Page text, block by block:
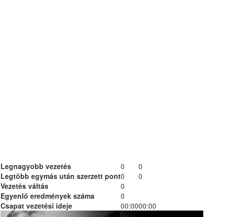
Legnagyobb vezetés 0
0
Legtöbb egymás után szerzett pont0
0
Vezetés váltás
0
Egyenlő eredmények száma
0
Csapat vezetési ideje
00:0000:00